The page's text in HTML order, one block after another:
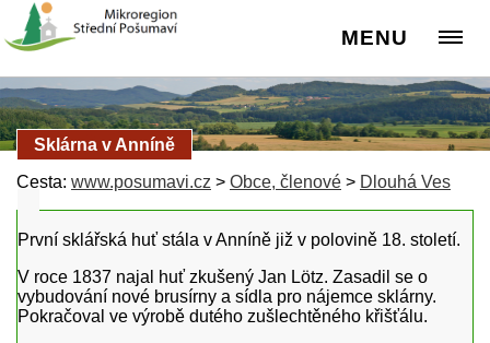
MENU
Sklárna v Anníně
Cesta: www.posumavi.cz > Obce, členové > Dlouhá Ves
První sklářská huť stála v Anníně již v polovině 18. století.
V roce 1837 najal huť zkušený Jan Lötz. Zasadil se o
vybudování nové brusírny a sídla pro nájemce sklárny.
Pokračoval ve výrobě dutého zušlechtěného křišťálu.